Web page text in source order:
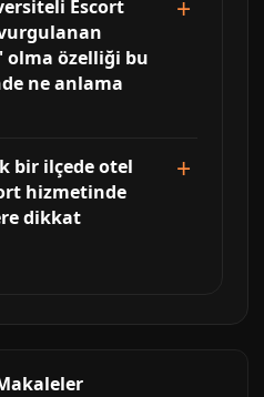
Escort
olma özelliği bu
ne anlama
bir ilçede otel
hizmetinde
dikkat